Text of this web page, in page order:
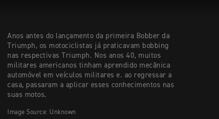
Anos antes do lançamento da primeira Bobber da
Triumph, os motociclistas já praticavam bobbing
nas respectivas Triumph. Nos anos 40, muitos
militares americanos tinham aprendido mecânica
automóvel em veículos militares e. ao regressar a
casa, passaram a aplicar esses conhecimentos nas
suas motos.
Image Source: Unknown